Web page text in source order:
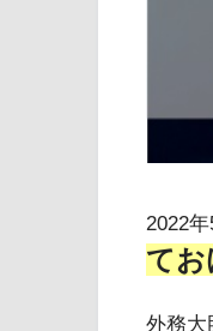
2022
てお
外務大